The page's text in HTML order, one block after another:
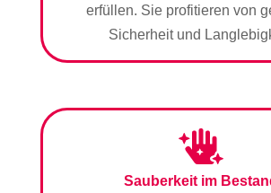
erfüllen. Sie profitieren von
Sicherheit und
Sauberkeit im